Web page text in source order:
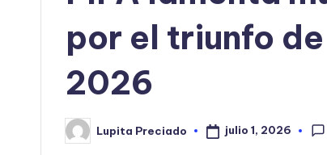
por el triunfo
2026
Publicado
por
Lupita Preciado julio 1, 2026